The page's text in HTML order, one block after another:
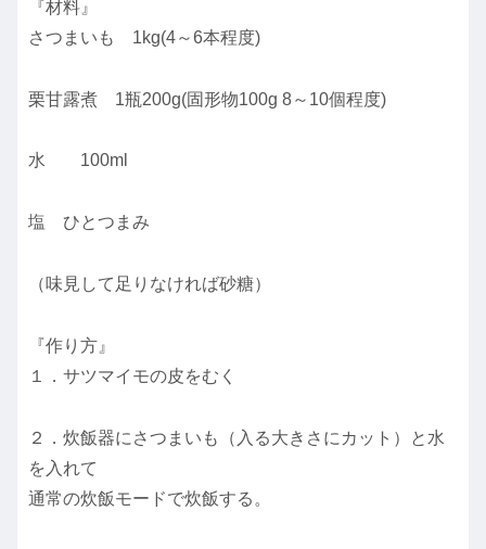
『材料』
さつまいも 1kg(4～6本程度)
栗甘露煮 1瓶200g(固形物100g 8～10個程度)
水 100ml
塩 ひとつまみ
（味見して足りなければ砂糖）
『作り方』
１．サツマイモの皮をむく
２．炊飯器にさつまいも（入る大きさにカット）と水
を入れて
通常の炊飯モードで炊飯する。